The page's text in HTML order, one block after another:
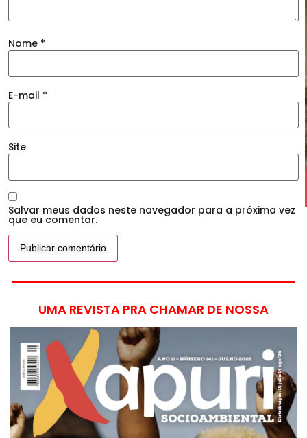
Nome *
E-mail *
Site
Salvar meus dados neste navegador para a próxima vez
que eu comentar.
UMA REVISTA PRA CHAMAR DE NOSSA